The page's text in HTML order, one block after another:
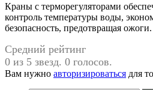
Краны с терморегуляторами
контроль температуры воды,
безопасность, предотвращая ожоги.
Средний рейтинг
0 из 5 звезд. 0 голосов.
Вам нужно авторизироваться для